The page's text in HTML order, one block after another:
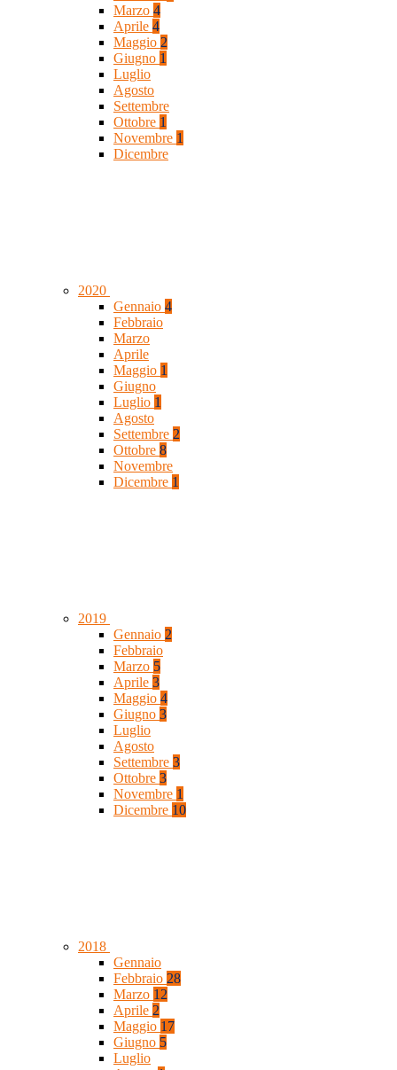
Marzo 4
Aprile 4
Maggio 2
Giugno 1
Luglio
Agosto
Settembre
Ottobre 1
Novembre 1
Dicembre
2020
Gennaio 4
Febbraio
Marzo
Aprile
Maggio 1
Giugno
Luglio 1
Agosto
Settembre 2
Ottobre 8
Novembre
Dicembre 1
2019
Gennaio 2
Febbraio
Marzo 5
Aprile 3
Maggio 4
Giugno 3
Luglio
Agosto
Settembre 3
Ottobre 3
Novembre 1
Dicembre 10
2018
Gennaio
Febbraio 28
Marzo 12
Aprile 2
Maggio 17
Giugno 5
Luglio